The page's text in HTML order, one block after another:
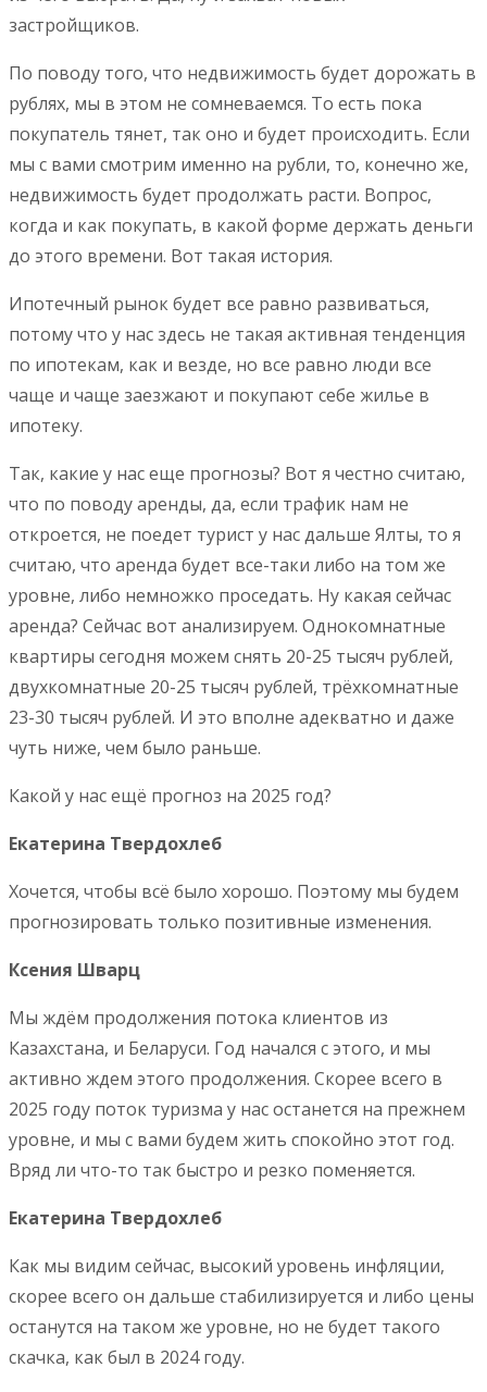
застройщиков.
По поводу того, что недвижимость будет дорожать в
рублях, мы в этом не сомневаемся. То есть пока
покупатель тянет, так оно и будет происходить. Если
мы с вами смотрим именно на рубли, то, конечно же,
недвижимость будет продолжать расти. Вопрос,
когда и как покупать, в какой форме держать деньги
до этого времени. Вот такая история.
Ипотечный рынок будет все равно развиваться,
потому что у нас здесь не такая активная тенденция
по ипотекам, как и везде, но все равно люди все
чаще и чаще заезжают и покупают себе жилье в
ипотеку.
Так, какие у нас еще прогнозы? Вот я честно считаю,
что по поводу аренды, да, если трафик нам не
откроется, не поедет турист у нас дальше Ялты, то я
считаю, что аренда будет все-таки либо на том же
уровне, либо немножко проседать. Ну какая сейчас
аренда? Сейчас вот анализируем. Однокомнатные
квартиры сегодня можем снять 20-25 тысяч рублей,
двухкомнатные 20-25 тысяч рублей, трёхкомнатные
23-30 тысяч рублей. И это вполне адекватно и даже
чуть ниже, чем было раньше.
Какой у нас ещё прогноз на 2025 год?
Екатерина Твердохлеб
Хочется, чтобы всё было хорошо. Поэтому мы будем
прогнозировать только позитивные изменения.
Ксения Шварц
Мы ждём продолжения потока клиентов из
Казахстана, и Беларуси. Год начался с этого, и мы
активно ждем этого продолжения. Скорее всего в
2025 году поток туризма у нас останется на прежнем
уровне, и мы с вами будем жить спокойно этот год.
Вряд ли что-то так быстро и резко поменяется.
Екатерина Твердохлеб
Как мы видим сейчас, высокий уровень инфляции,
скорее всего он дальше стабилизируется и либо цены
останутся на таком же уровне, но не будет такого
скачка, как был в 2024 году.